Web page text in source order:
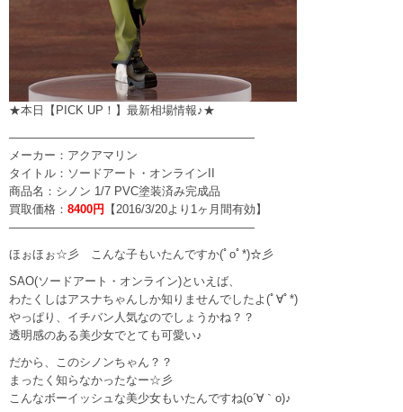
★本日【PICK UP！】最新相場情報♪★
—————————————————————
メーカー：アクアマリン
タイトル：ソードアート・オンラインII
商品名：シノン 1/7 PVC塗装済み完成品
買取価格： 8400円 【2016/3/20より1ヶ月間有効】
—————————————————————
ほぉほぉ☆彡 こんな子もいたんですか(ﾟoﾟ*)☆彡
SAO(ソードアート・オンライン)といえば、
わたくしはアスナちゃんしか知りませんでしたよ(ﾟ∀ﾟ*)
やっぱり、イチバン人気なのでしょうかね？？
透明感のある美少女でとても可愛い♪
だから、このシノンちゃん？？
まったく知らなかったなー☆彡
こんなボーイッシュな美少女もいたんですね(o´∀｀o)♪